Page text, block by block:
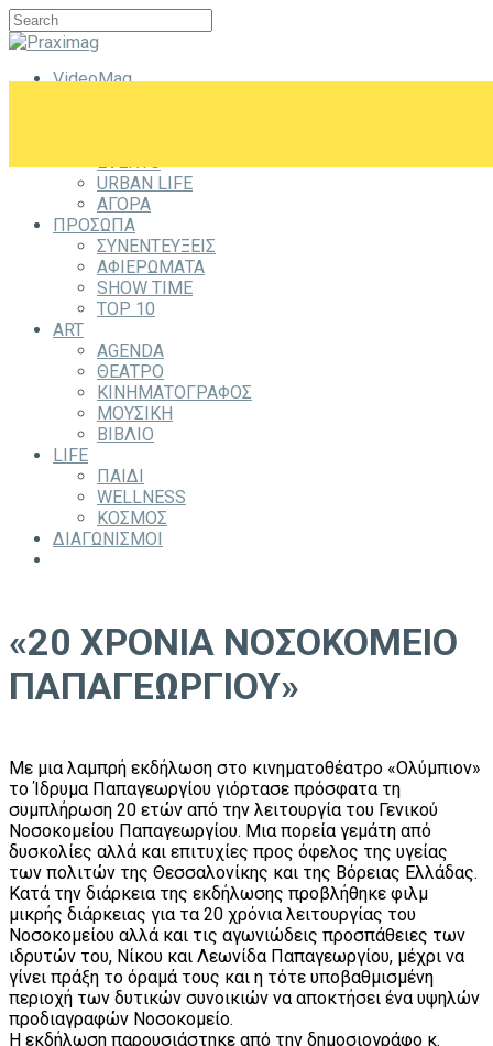
VideoMag
EVENTS
URBAN LIFE
ΑΓΟΡΑ
ΠΡΟΣΩΠΑ
ΣΥΝΕΝΤΕΥΞΕΙΣ
ΑΦΙΕΡΩΜΑΤΑ
SHOW TIME
TOP 10
ART
AGENDA
ΘΕΑΤΡΟ
ΚΙΝΗΜΑΤΟΓΡΑΦΟΣ
ΜΟΥΣΙΚΗ
ΒΙΒΛΙΟ
LIFE
ΠΑΙΔΙ
WELLNESS
ΚΟΣΜΟΣ
ΔΙΑΓΩΝΙΣΜΟΙ
«20 ΧΡΟΝΙΑ ΝΟΣΟΚΟΜΕΙΟ
ΠΑΠΑΓΕΩΡΓΙΟΥ»
Με μια λαμπρή εκδήλωση στο κινηματοθέατρο «Ολύμπιον»
το Ίδρυμα Παπαγεωργίου γιόρτασε πρόσφατα τη
συμπλήρωση 20 ετών από την λειτουργία του Γενικού
Νοσοκομείου Παπαγεωργίου. Μια πορεία γεμάτη από
δυσκολίες αλλά και επιτυχίες προς όφελος της υγείας
των πολιτών της Θεσσαλονίκης και της Βόρειας Ελλάδας.
Κατά την διάρκεια της εκδήλωσης προβλήθηκε φιλμ
μικρής διάρκειας για τα 20 χρόνια λειτουργίας του
Νοσοκομείου αλλά και τις αγωνιώδεις προσπάθειες των
ιδρυτών του, Νίκου και Λεωνίδα Παπαγεωργίου, μέχρι να
γίνει πράξη το όραμά τους και η τότε υποβαθμισμένη
περιοχή των δυτικών συνοικιών να αποκτήσει ένα υψηλών
προδιαγραφών Νοσοκομείο.
Η εκδήλωση παρουσιάστηκε από την δημοσιογράφο κ.